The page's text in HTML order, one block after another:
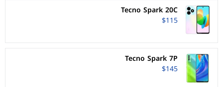
Tecno Spark 20C
$115
Tecno Spark 7P
$145